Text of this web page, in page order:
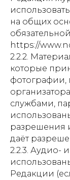
на общих
https://
2.2.2.
которые
фотографии,
службами,
разрешения
даёт
2.2.3. Аудио-
Редакции